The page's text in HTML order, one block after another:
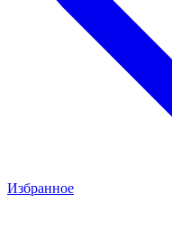
Избранное